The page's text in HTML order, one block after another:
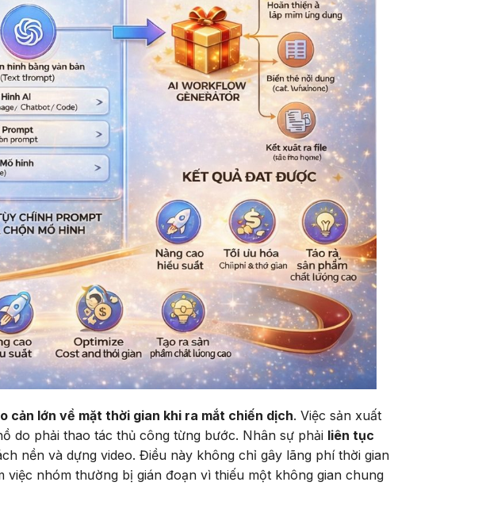
cản lớn về mặt thời gian khi ra mắt chiến dịch. Việc sản xuất
do phải thao tác thủ công từng bước. Nhân sự phải liên tục
nền và dựng video. Điều này không chỉ gây lãng phí thời gian
nhóm thường bị gián đoạn vì thiếu một không gian chung